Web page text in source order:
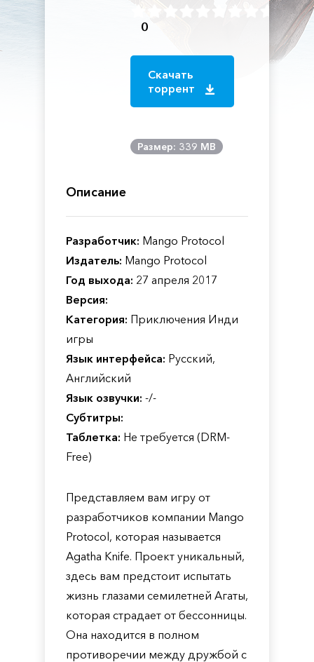
0
Скачать
торрент
Размер: 339 MB
Описание
Разработчик: Mango Protocol
Издатель: Mango Protocol
Год выхода: 27 апреля 2017
Версия:
Категория: Приключения Инди
игры
Язык интерфейса: Русский,
Английский
Язык озвучки: -/-
Субтитры:
Таблетка: Не требуется (DRM-
Free)
Представляем вам игру от
разработчиков компании Mango
Protocol, которая называется
Agatha Knife. Проект уникальный,
здесь вам предстоит испытать
жизнь глазами семилетней Агаты,
которая страдает от бессонницы.
Она находится в полном
противоречии между дружбой с